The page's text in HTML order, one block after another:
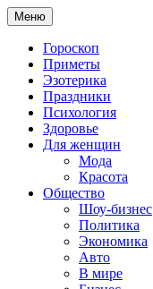
Меню
Гороскоп
Приметы
Эзотерика
Праздники
Психология
Здоровье
Для женщин
Мода
Красота
Общество
Шоу-бизнес
Политика
Экономика
Авто
В мире